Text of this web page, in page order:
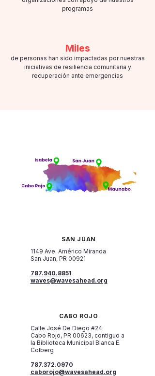
programas
Miles
de personas han sido impactadas por nuestras
iniciativas de resiliencia comunitaria y
recuperación ante emergencias
SAN JUAN
1149 Ave. Américo Miranda
San Juan, PR 00921
787.940.8851
waves@wavesahead.org
CABO ROJO
Calle José De Diego #24
Cabo Rojo, PR 00623, contiguo a
la Biblioteca Municipal Blanca E.
Colberg
787.372.0970
caborojo@wavesahead.org